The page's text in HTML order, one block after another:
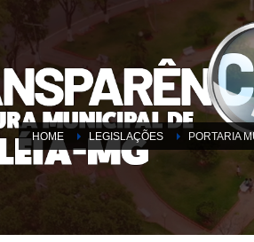
HOME LEGISLAÇÕES PORTARIA